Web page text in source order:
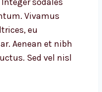
Vivamus
eu
Aenean et nibh
Sed vel nisl